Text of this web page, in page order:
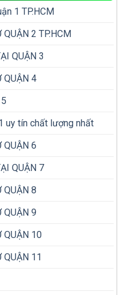
1 TP.HCM
QUẬN 2 TP.HCM
QUẬN 3
QUẬN 4
uy tín chất lượng nhất
QUẬN 6
QUẬN 7
QUẬN 8
QUẬN 9
QUẬN 10
QUẬN 11